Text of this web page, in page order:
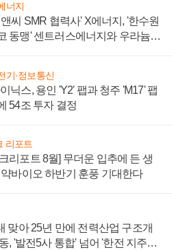
너지
씨 SMR 협력사' X에너지, '한수원
동맹' 센트러스에너지와 우라늄
기·정보통신
닉스, 용인 'Y2' 팹과 청주 'M17' 팹
54조 투자 결정
리포트
리포트 8월] 무더운 입추에 든 생
바이오 하반기 훈풍 기대한다
맞아 25년 만에 전력산업 구조개
, '발전5사 통합' 넘어 '한전 지주사'